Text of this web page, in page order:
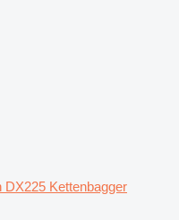
DX225 Kettenbagger